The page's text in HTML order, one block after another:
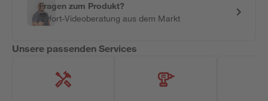
Fragen zum Produkt?
Sofort-Videoberatung aus dem Markt
Unsere passenden Services